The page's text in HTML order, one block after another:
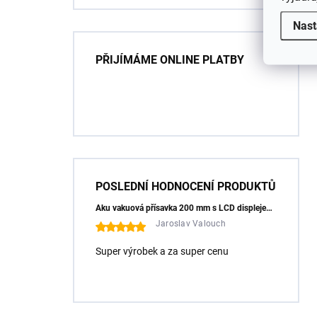
PŘIJÍMÁME ONLINE PLATBY
POSLEDNÍ HODNOCENÍ PRODUKTŮ
Aku vakuová přísavka 200 mm s LCD displejem (150 kg) - HÖGERT HT3B355
Jaroslav Valouch
Super výrobek a za super cenu